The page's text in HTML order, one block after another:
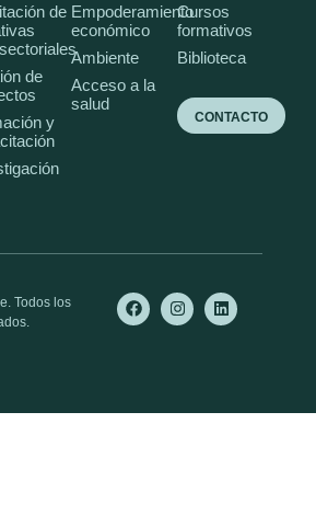
de
de
y
Empoderamiento
económico
Ambiente
Acceso a la
salud
Cursos
formativos
Biblioteca
CONTACTO
Todos los